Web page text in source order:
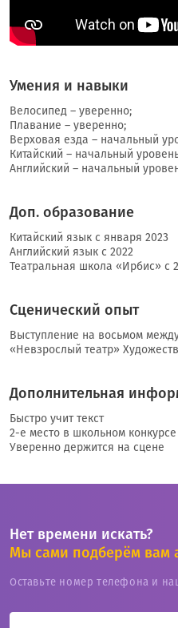
Умения и навыки
Велосипед – уверенно;
Плавание – уверенно;
Верховая езда – начальный
Китайский – начальный
Английский – начальный
Доп. образование
Китайский язык с января 2023
Английский язык с 2022
Театральная школа «Ирбис» с
Сценический опыт
Выступление на восьмом
«Невзрослый театр»
Дополнительная
Быстро учит текст
2-е место в школьном
Уверенно держится на сцене
Нет времени искать?
Мы сами подберём вам
Оставьте номер телефона и